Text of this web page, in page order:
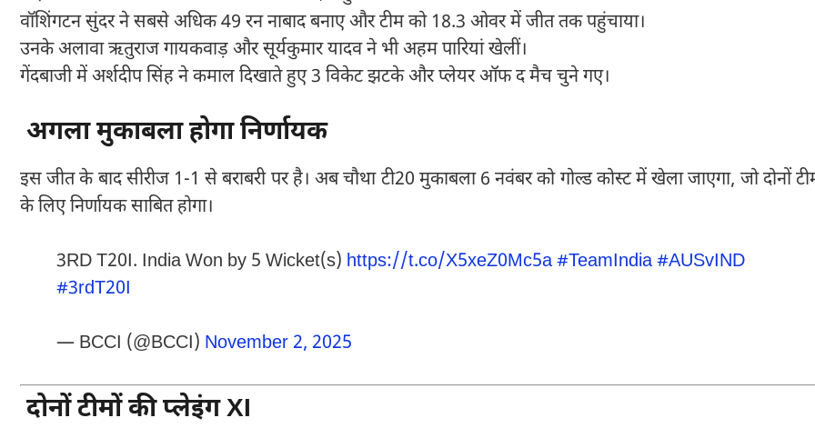
वॉशिंगटन सुंदर ने सबसे अधिक 49 रन नाबाद बनाए और टीम को 18.3 ओवर में जीत तक पहुंचाया।
उनके अलावा ऋतुराज गायकवाड़ और सूर्यकुमार यादव ने भी अहम पारियां खेलीं।
गेंदबाजी में अर्शदीप सिंह ने कमाल दिखाते हुए 3 विकेट झटके और प्लेयर ऑफ द मैच चुने गए।
अगला मुकाबला होगा निर्णायक
इस जीत के बाद सीरीज 1-1 से बराबरी पर है। अब चौथा टी20 मुकाबला 6 नवंबर को गोल्ड कोस्ट में खेला जाएगा, जो दोनों
के लिए निर्णायक साबित होगा।
3RD T20I. India Won by 5 Wicket(s) https://t.co/X5xeZ0Mc5a#TeamIndia#AUSvIND
#3rdT20I
— BCCI (@BCCI) November 2, 2025
दोनों टीमों की प्लेइंग XI